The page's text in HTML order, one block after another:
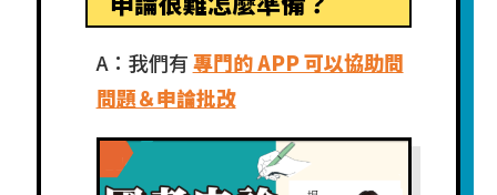
A：我們有專門的 APP 可以協助問
問題＆申論批改